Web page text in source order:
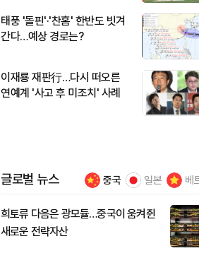
태풍 '돌핀'·'찬홈' 한반도 빗겨
간다…예상 경로는?
이재룡 재판行…다시 떠오른
연예계 '사고 후 미조치' 사례
글로벌 뉴스 중국 일본 베
희토류 다음은 광모듈…중국이 움켜쥔
새로운 전략자산